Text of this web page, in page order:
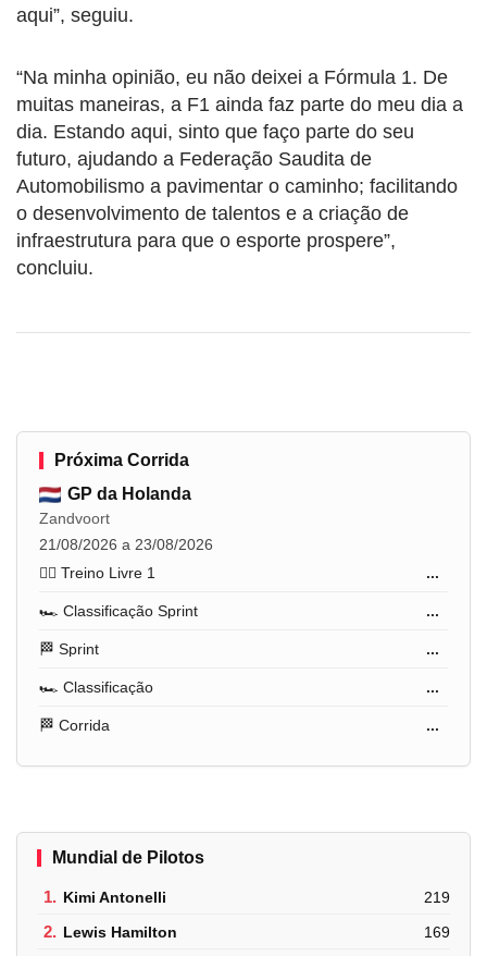
aqui”, seguiu.
“Na minha opinião, eu não deixei a Fórmula 1. De
muitas maneiras, a F1 ainda faz parte do meu dia a
dia. Estando aqui, sinto que faço parte do seu
futuro, ajudando a Federação Saudita de
Automobilismo a pavimentar o caminho; facilitando
o desenvolvimento de talentos e a criação de
infraestrutura para que o esporte prospere”,
concluiu.
Próxima Corrida
GP da Holanda
Zandvoort
21/08/2026 a 23/08/2026
🏋️‍♂️ Treino Livre 1
...
🏎️ Classificação Sprint ...
🏁 Sprint ...
🏎️ Classificação ...
🏁 Corrida ...
Mundial de Pilotos
1. Kimi Antonelli 219
2. Lewis Hamilton 169